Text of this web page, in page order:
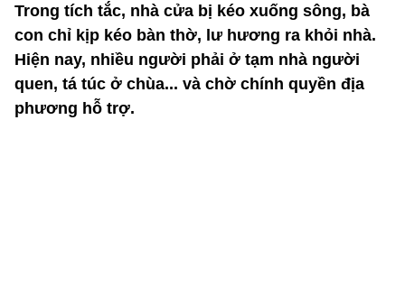
Trong tích tắc, nhà cửa bị kéo xuống sông, bà
con chỉ kịp kéo bàn thờ, lư hương ra khỏi nhà.
Hiện nay, nhiều người phải ở tạm nhà người
quen, tá túc ở chùa... và chờ chính quyền địa
phương hỗ trợ.